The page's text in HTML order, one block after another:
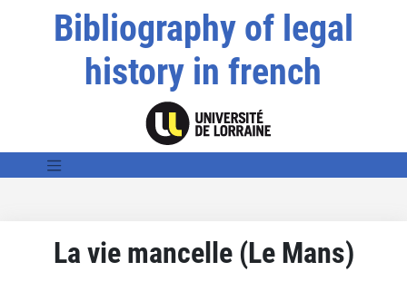
Bibliography of legal
history in french
La vie mancelle (Le Mans)